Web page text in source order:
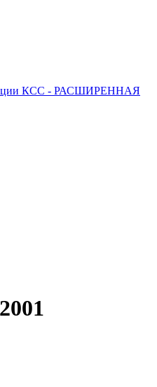
КСС - РАСШИРЕННАЯ